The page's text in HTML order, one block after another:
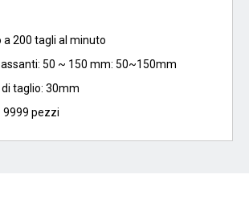
a 200 tagli al minuto
50 ~ 150 mm: 50~150mm
taglio: 30mm
9999 pezzi